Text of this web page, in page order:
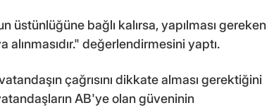
üstünlüğüne bağlı kalırsa, yapılması gereken
alınmasıdır." değerlendirmesini yaptı.
çağrısını dikkate alması gerektiğini
AB'ye olan güveninin